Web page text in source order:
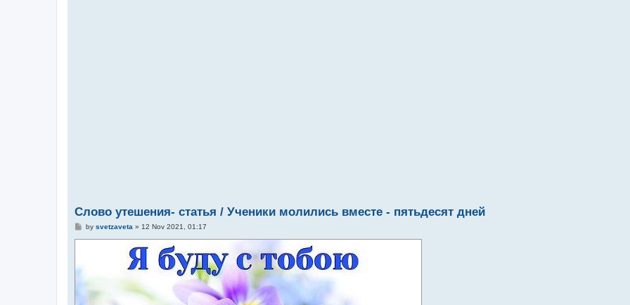
Слово утешения- статья / Ученики молились вместе - пятьдесят дней
Pby svetzaveta » 12 Nov 2021, 01:17